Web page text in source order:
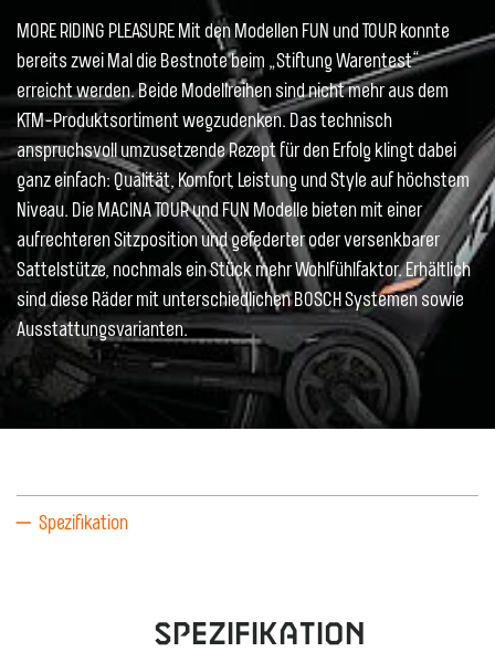
MORE RIDING PLEASURE Mit den Modellen FUN und TOUR konnte
bereits zwei Mal die Bestnote beim „Stiftung Warentest“
erreicht werden. Beide Modellreihen sind nicht mehr aus dem
KTM-Produktsortiment wegzudenken. Das technisch
anspruchsvoll umzusetzende Rezept für den Erfolg klingt dabei
ganz einfach: Qualität, Komfort, Leistung und Style auf höchstem
Niveau. Die MACINA TOUR und FUN Modelle bieten mit einer
aufrechteren Sitzposition und gefederter oder versenkbarer
Sattelstütze, nochmals ein Stück mehr Wohlfühlfaktor. Erhältlich
sind diese Räder mit unterschiedlichen BOSCH Systemen sowie
Ausstattungsvarianten.
Spezifikation
Spezifikation